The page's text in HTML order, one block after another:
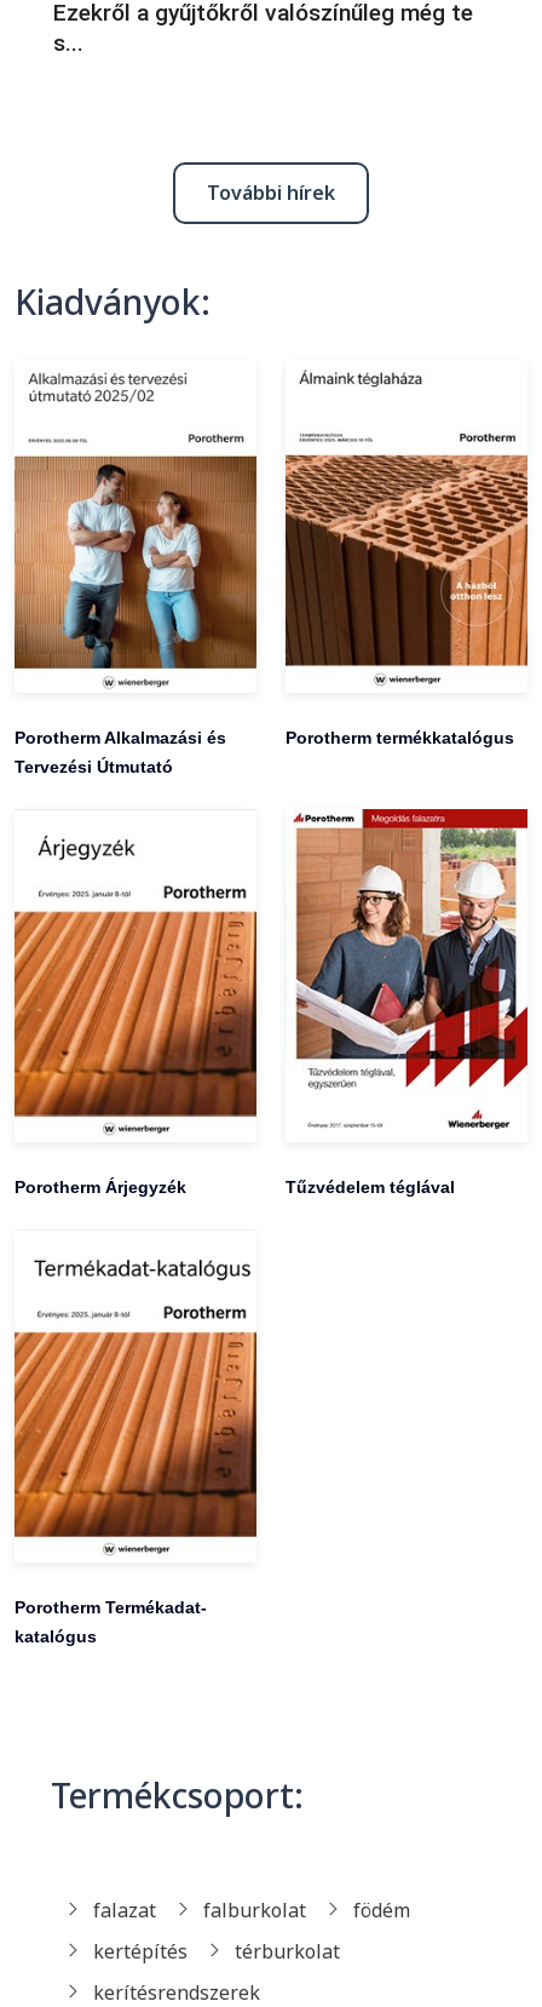
Ezekről a gyűjtőkről valószínűleg még te
s...
További hírek
Kiadványok:
Porotherm Alkalmazási és
Tervezési Útmutató
Porotherm termékkatalógus
Porotherm Árjegyzék Tűzvédelem téglával
Porotherm Termékadat-
katalógus
Termékcsoport:
falazat falburkolat
födém
kertépítés
térburkolat
kerítésrendszerek